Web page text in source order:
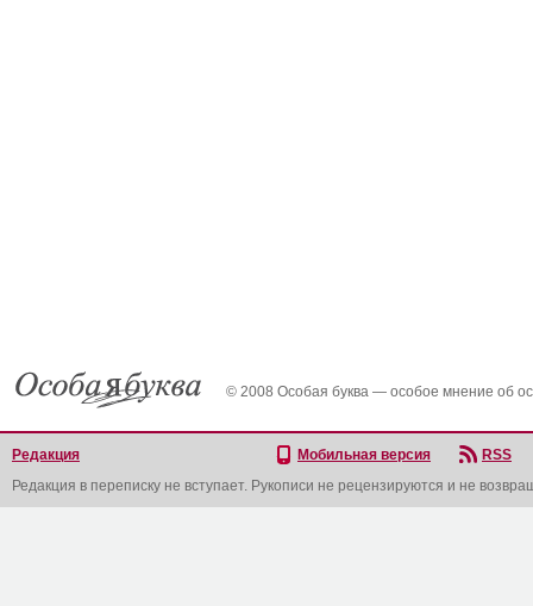
© 2008 Особая буква — особое мнение об
Редакция Мобильная версия
RSS
Редакция в переписку не вступает. Рукописи не рецензируются и не